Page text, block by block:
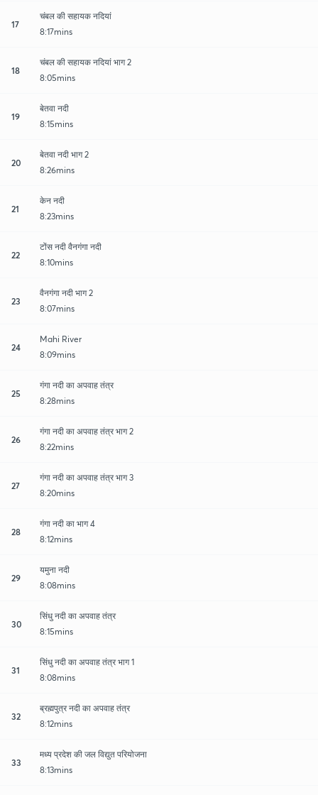
17
चंबल की सहायक नदियां
8:17mins
18
चंबल की सहायक नदियां भाग 2
8:05mins
19
बेतवा नदी
8:15mins
20
बेतवा नदी भाग 2
8:26mins
21
केन नदी
8:23mins
22
टोंस नदी वैनगंगा नदी
8:10mins
23
वैनगंगा नदी भाग 2
8:07mins
24
Mahi River
8:09mins
25
गंगा नदी का अपवाह तंत्र
8:28mins
26
गंगा नदी का अपवाह तंत्र भाग 2
8:22mins
27
गंगा नदी का अपवाह तंत्र भाग 3
8:20mins
28
गंगा नदी का भाग 4
8:12mins
29
यमुना नदी
8:08mins
30
सिंधु नदी का अपवाह तंत्र
8:15mins
31
सिंधु नदी का अपवाह तंत्र भाग 1
8:08mins
32
ब्रह्मपुत्र नदी का अपवाह तंत्र
8:12mins
33
मध्य प्रदेश की जल विद्युत परियोजना
8:13mins